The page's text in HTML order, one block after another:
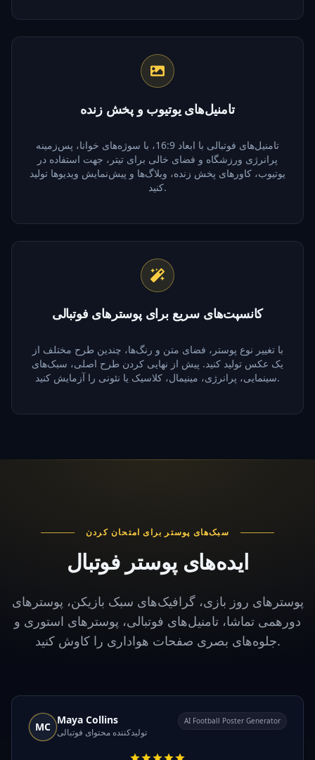
تامنیل‌های یوتیوب و پخش زنده
تامنیل‌های فوتبالی با ابعاد 16:9، با سوژه‌های خوانا، پس‌زمینه
پرانرژی ورزشگاه و فضای خالی برای تیتر، جهت استفاده در
یوتیوب، کاورهای پخش زنده، وبلاگ‌ها و پیش‌نمایش ویدیوها تولید
کنید.
کانسپت‌های سریع برای پوسترهای فوتبالی
با تغییر نوع پوستر، فضای متن و رنگ‌ها، چندین طرح مختلف از
یک عکس تولید کنید. پیش از نهایی کردن طرح اصلی، سبک‌های
سینمایی، پرانرژی، مینیمال، کلاسیک یا نئونی را آزمایش کنید.
سبک‌های پوستر برای امتحان کردن
ایده‌های پوستر فوتبال
پوسترهای روز بازی، گرافیک‌های سبک بازیکن، پوسترهای
دورهمی تماشا، تامنیل‌های فوتبالی، پوسترهای استوری و
جلوه‌های بصری صفحات هواداری را کاوش کنید.
MC
Maya Collins
تولیدکننده محتوای فوتبالی
AI Football Poster Generator